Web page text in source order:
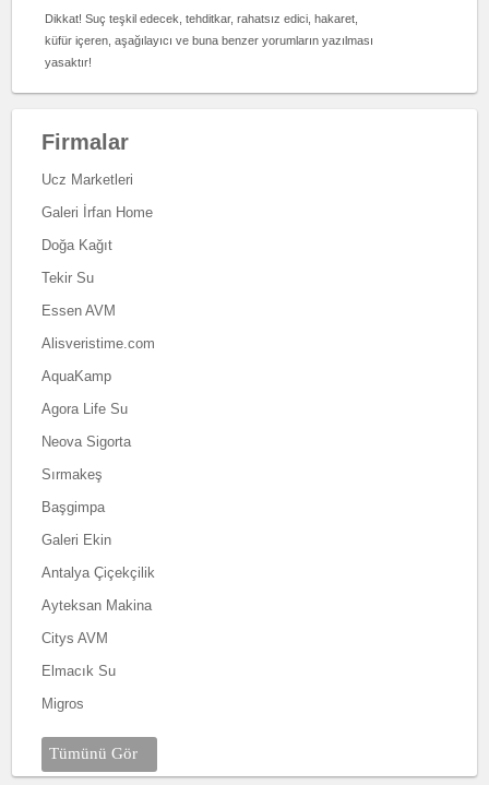
Dikkat! Suç teşkil edecek, tehditkar, rahatsız edici, hakaret,
küfür içeren, aşağılayıcı ve buna benzer yorumların yazılması
yasaktır!
Firmalar
Ucz Marketleri
Galeri İrfan Home
Doğa Kağıt
Tekir Su
Essen AVM
Alisveristime.com
AquaKamp
Agora Life Su
Neova Sigorta
Sırmakeş
Başgimpa
Galeri Ekin
Antalya Çiçekçilik
Ayteksan Makina
Citys AVM
Elmacık Su
Migros
Tümünü Gör